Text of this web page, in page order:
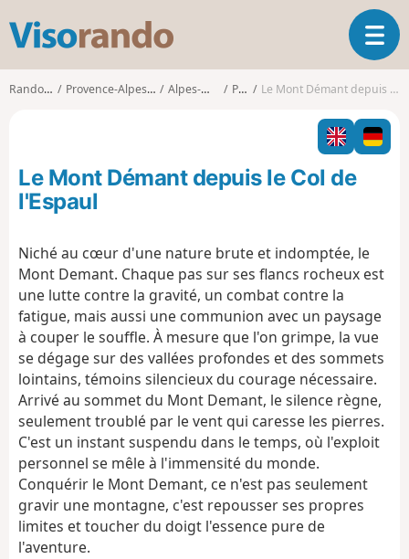
s
o
o
O
u
i
r
l
g
t
i
o
n
Randonnées Provence-Alpes-Côte d'Azur Alpes-Maritimes Péone Le Mont Démant depuis le Col de l'Espaul
Le Mont Démant depuis le Col de
l'Espaul
Niché au cœur d'une nature brute et indomptée, le
Mont Demant. Chaque pas sur ses flancs rocheux est
une lutte contre la gravité, un combat contre la
fatigue, mais aussi une communion avec un paysage
à couper le souffle. À mesure que l'on grimpe, la vue
se dégage sur des vallées profondes et des sommets
lointains, témoins silencieux du courage nécessaire.
Arrivé au sommet du Mont Demant, le silence règne,
seulement troublé par le vent qui caresse les pierres.
C'est un instant suspendu dans le temps, où l'exploit
personnel se mêle à l'immensité du monde.
Conquérir le Mont Demant, ce n'est pas seulement
gravir une montagne, c'est repousser ses propres
limites et toucher du doigt l'essence pure de
l'aventure.